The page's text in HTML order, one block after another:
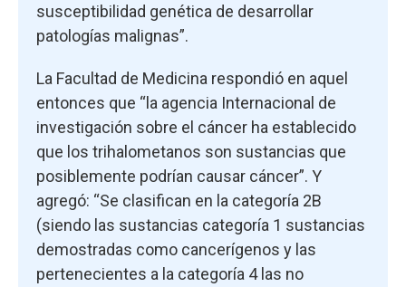
susceptibilidad genética de desarrollar
patologías malignas”.
La Facultad de Medicina respondió en aquel
entonces que “la agencia Internacional de
investigación sobre el cáncer ha establecido
que los trihalometanos son sustancias que
posiblemente podrían causar cáncer”. Y
agregó: “Se clasifican en la categoría 2B
(siendo las sustancias categoría 1 sustancias
demostradas como cancerígenos y las
pertenecientes a la categoría 4 las no